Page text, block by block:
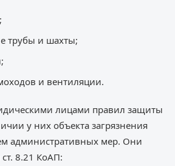
трубы и шахты;
и вентиляции.
лицами правил защиты
у них объекта загрязнения
административных мер. Они
8.21 КоАП: